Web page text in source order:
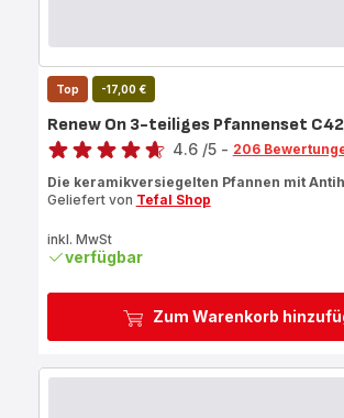
Zum Warenkorb
Top -17,00 €
Renew On 3-teiliges Pfannenset
Bewertung
4.6 /5 - 206
Die keramikversiegelten Pfannen mit
Geliefert von Tefal Shop
inkl. MwSt
verfügbar